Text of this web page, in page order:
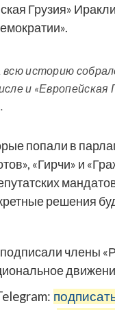
Грузия»
всю историю
и «Европейская
попали в
«Гирчи» и
решения
члены